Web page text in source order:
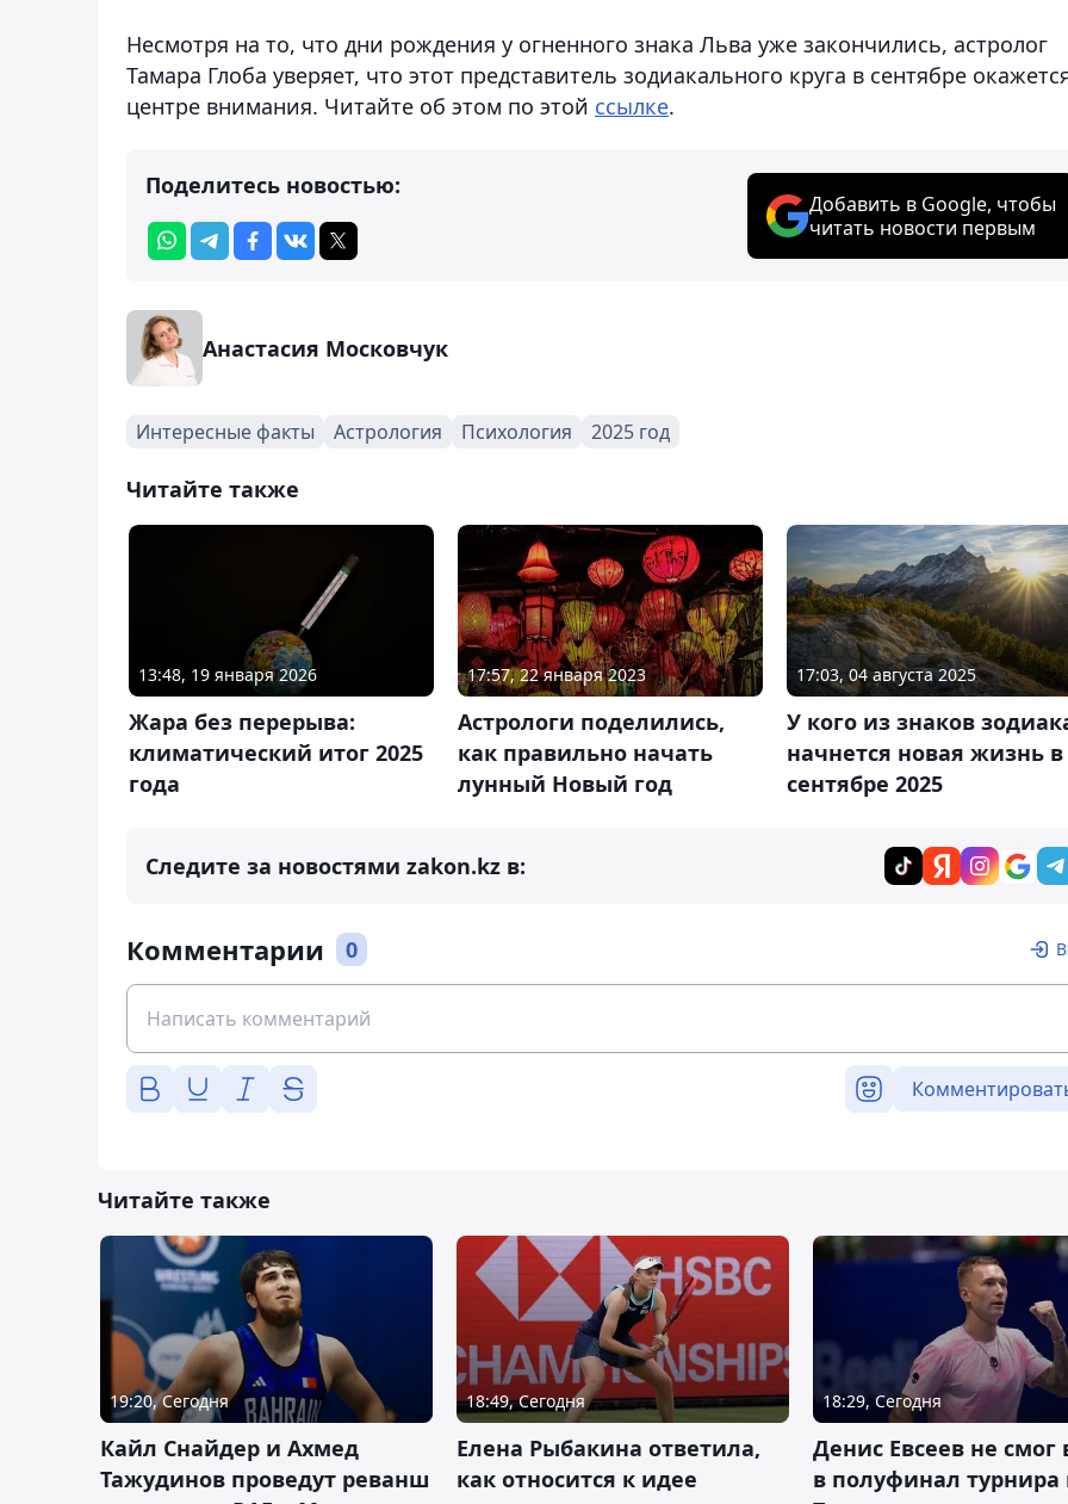
Несмотря на то, что дни рождения у огненного знака Льва уже закончились, астролог
Тамара Глоба уверяет, что этот представитель зодиакального круга в сентябре
центре внимания. Читайте об этом по этой ссылке.
Поделитесь новостью:
Добавить в Google, чтобы
читать новости первым
Анастасия Московчук
Интересные факты Астрология Психология 2025 год
Читайте также
13:48, 19 января 2026
Жара без перерыва:
климатический итог 2025
года
17:57, 22 января 2023
Астрологи поделились,
как правильно начать
лунный Новый год
17:03, 04 августа 2025
У кого из знаков
начнется новая жизнь в
сентябре 2025
Следите за новостями zakon.kz в:
Комментарии 0
Читайте также
19:20, Сегодня
Кайл Снайдер и Ахмед
Тажудинов проведут реванш
18:49, Сегодня
Елена Рыбакина ответила,
как относится к идее
18:29, Сегодня
Денис Евсеев не смог
в полуфинал турнира